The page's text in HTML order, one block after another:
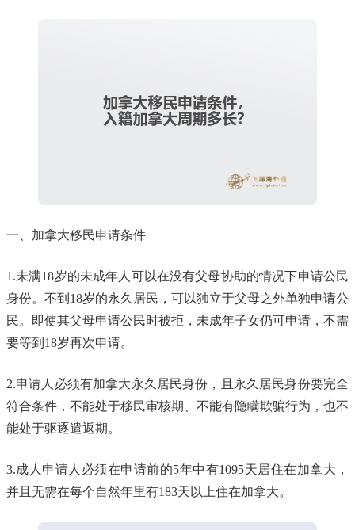
一、加拿大移民申请条件
1.未满18岁的未成年人可以在没有父母协助的情况下申请公民
身份。不到18岁的永久居民，可以独立于父母之外单独申请公
民。即使其父母申请公民时被拒，未成年子女仍可申请，不需
要等到18岁再次申请。
2.申请人必须有加拿大永久居民身份，且永久居民身份要完全
符合条件，不能处于移民审核期、不能有隐瞒欺骗行为，也不
能处于驱逐遣返期。
3.成人申请人必须在申请前的5年中有1095天居住在加拿大，
并且无需在每个自然年里有183天以上住在加拿大。